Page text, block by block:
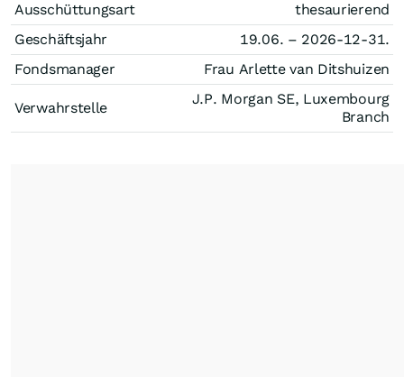
Ausschüttungsart
thesaurierend
Geschäftsjahr
19.06. – 2026-12-31.
Fondsmanager
Frau Arlette van Ditshuizen
Verwahrstelle
J.P. Morgan SE, Luxembourg
Branch